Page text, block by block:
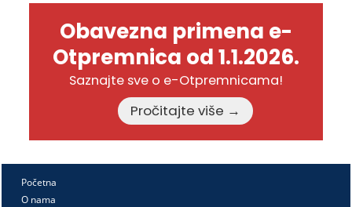
Obavezna primena e-
Otpremnica od 1.1.2026.
Saznajte sve o e-Otpremnicama!
Pročitajte više →
Početna
O nama